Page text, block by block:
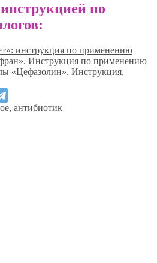
по
инструкция по применению
Инструкция по применению
«Цефазолин». Инструкция,
, антибиотик